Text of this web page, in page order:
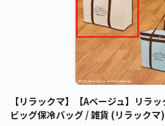
【リラックマ】【Aベージュ】リラ
ビッグ保冷バッグ / 雑貨 (リラックマ